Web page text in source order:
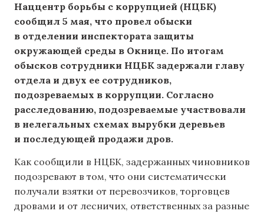
Наццентр борьбы с коррупцией (НЦБК)
сообщил 5 мая, что провел обыски
в отделении инспектората защиты
окружающей среды в Окнице. По итогам
обысков сотрудники НЦБК задержали главу
отдела и двух ее сотрудников,
подозреваемых в коррупции. Согласно
расследованию, подозреваемые участвовали
в нелегальных схемах вырубки деревьев
и последующей продажи дров.
Как сообщили в НЦБК, задержанных чиновников
подозревают в том, что они систематически
получали взятки от перевозчиков, торговцев
дровами и от лесничих, ответственных за разные